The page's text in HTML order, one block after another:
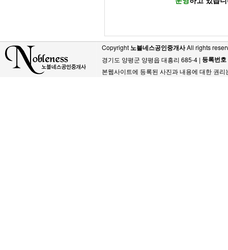
Copyright 노블네스공인중개사All rights
경기도 양평군 양평읍 대흥리 685-4 | 등록번호
본웹사이트에 등록된 사진과 내용에 대한 권